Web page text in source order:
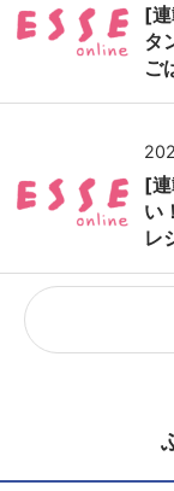
[連
タ
ご
[
い
レ